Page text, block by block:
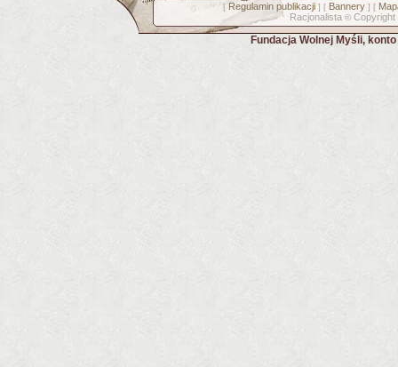
[ Regulamin publikacji] [ Bannery] [
Racjonalista © Copyright
Fundacja Wolnej Myśli,